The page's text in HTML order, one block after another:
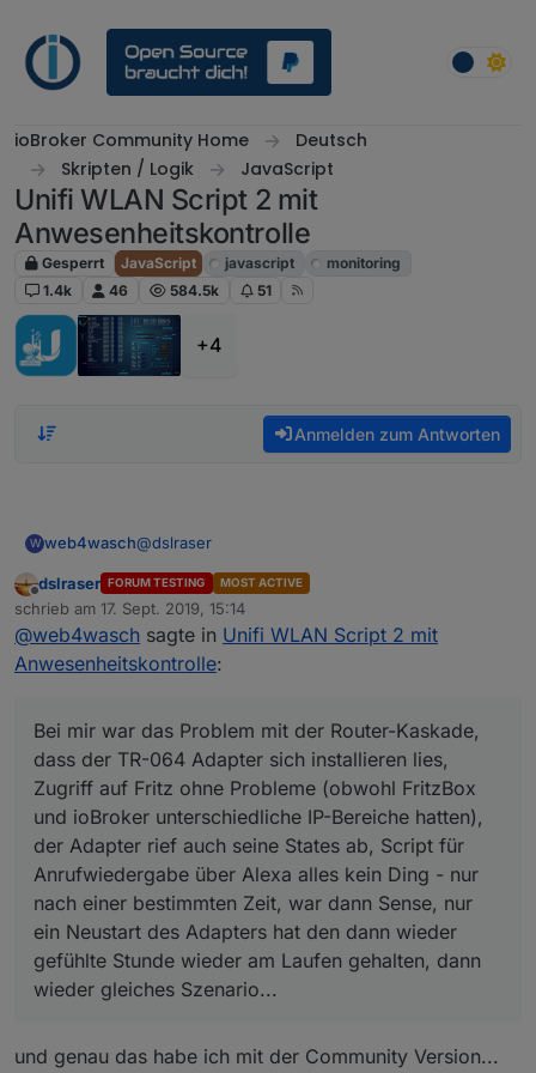
ioBroker Community Home
Deutsch
Skripten / Logik
JavaScript
Unifi WLAN Script 2 mit
Anwesenheitskontrolle
Gesperrt JavaScript javascript
monitoring
1.4k
46 584.5k 51
+4
Anmelden zum Antworten
W web4wasch@dslraser
Dank dir.
Bei mir war das Problem mit der Router-Kaskade,
dass der TR-064 Adapter sich installieren lies,
Zugriff auf Fritz ohne Probleme (obwohl FritzBox
und ioBroker unterschiedliche IP-Bereiche
Script für Anrufwiedergabe über Alexa alles kein
Ding - nur nach einer bestimmten Zeit, war dann
Sense, nur ein Neustart des Adapters hat den
dann wieder gefühlte Stunde wieder am Laufen
gehalten, dann wieder gleiches Szenario...
Deshalb meine Frage - weil, wird bei dir auch so
sein? ioBroker System im IP Sektor des unifi
Grund und auch, weil ich meine ganzen
statischen IP's ändern muss bzw umschreiben...
Das Script läuft aber standalone, also ohne
Adapter? Nur der unifi Controller muss ständig
"on" sein?
Offline
dslraser FORUM TESTING MOST ACTIVE
schrieb am 17. Sept. 2019, 15:14
zuletzt editiert von
@web4wasch sagte in Unifi WLAN Script 2 mit
Anwesenheitskontrolle:
Bei mir war das Problem mit der Router-Kaskade,
dass der TR-064 Adapter sich installieren lies,
Zugriff auf Fritz ohne Probleme (obwohl FritzBox
und ioBroker unterschiedliche IP-Bereiche hatten),
der Adapter rief auch seine States ab, Script für
Anrufwiedergabe über Alexa alles kein Ding - nur
nach einer bestimmten Zeit, war dann Sense, nur
ein Neustart des Adapters hat den dann wieder
gefühlte Stunde wieder am Laufen gehalten, dann
wieder gleiches Szenario...
und genau das habe ich mit der Community Version...